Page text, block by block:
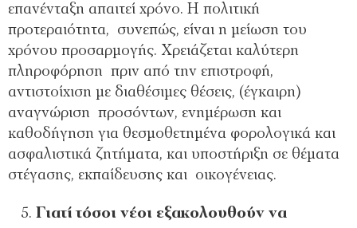
επανένταξη απαιτεί χρόνο. Η πολιτική
προτεραιότητα, συνεπώς, είναι η μείωση του
χρόνου προσαρμογής. Χρειάζεται καλύτερη
πληροφόρηση πριν από την επιστροφή,
αντιστοίχιση με διαθέσιμες θέσεις, (έγκαιρη)
αναγνώριση προσόντων, ενημέρωση και
καθοδήγηση για θεσμοθετημένα φορολογικά και
ασφαλιστικά ζητήματα, και υποστήριξη σε θέματα
στέγασης, εκπαίδευσης και οικογένειας.
Γιατί τόσοι νέοι εξακολουθούν να